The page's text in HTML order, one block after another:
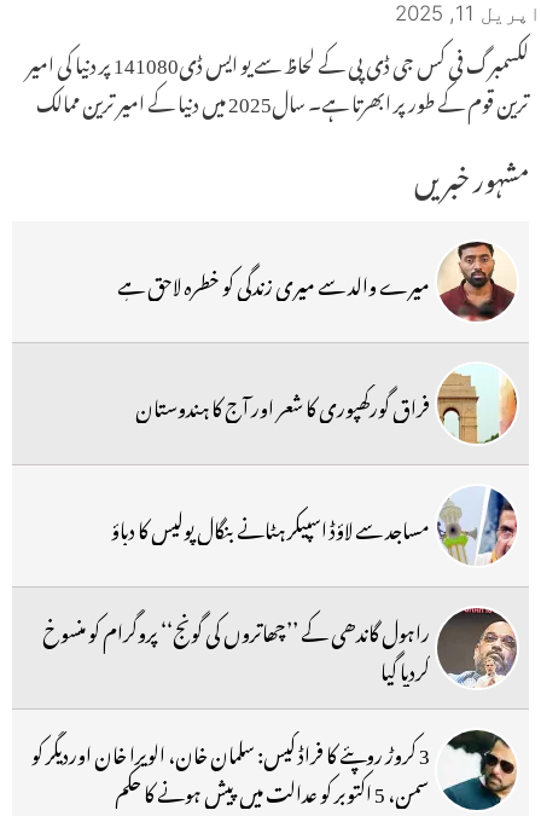
اپریل 11, 2025
لکسمبرگ فی کس جی ڈی پی کے لحاظ سے یو ایس ڈی141080 پر دنیا کی امیر
ترین قوم کے طور پر ابھرتا ہے۔ سال2025 میں دنیا کے امیر ترین ممالک
مشہور خبریں
میرے والد سے میری زندگی کو خطرہ لاحق ہے
فراق گورکھپوری کا شعر اور آج کا ہندوستان
مساجد سے لاؤڈ اسپیکر ہٹانے بنگال پولیس کا دباؤ
راہول گاندھی کے ’’چھاتروں کی گونج‘‘ پروگرام کو منسوخ
کردیا گیا
3 کروڑ روپئے کا فراڈ کیس: سلمان خان، الویرا خان اوردیگر کو
سمن، 5 اکتوبر کو عدالت میں پیش ہونے کا حکم